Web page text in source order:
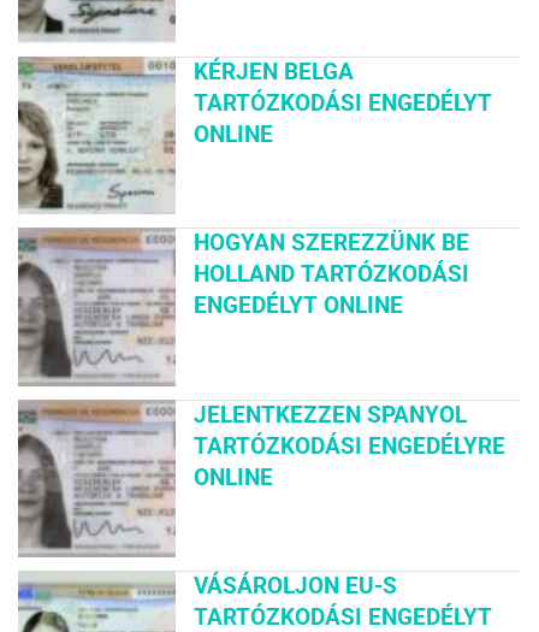
KÉRJEN BELGA
TARTÓZKODÁSI ENGEDÉLYT
ONLINE
HOGYAN SZEREZZÜNK BE
HOLLAND TARTÓZKODÁSI
ENGEDÉLYT ONLINE
JELENTKEZZEN SPANYOL
TARTÓZKODÁSI ENGEDÉLYRE
ONLINE
VÁSÁROLJON EU-S
TARTÓZKODÁSI ENGEDÉLYT